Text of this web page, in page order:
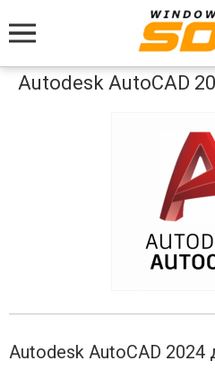
Меню
Autodesk AutoCAD
Autodesk AutoCAD 2024